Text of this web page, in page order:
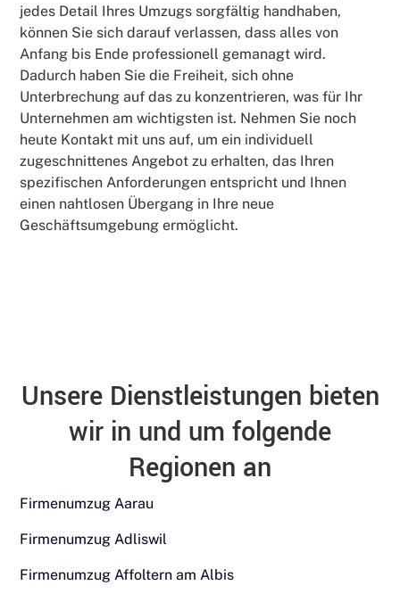
jedes Detail Ihres Umzugs sorgfältig handhaben,
können Sie sich darauf verlassen, dass alles von
Anfang bis Ende professionell gemanagt wird.
Dadurch haben Sie die Freiheit, sich ohne
Unterbrechung auf das zu konzentrieren, was für Ihr
Unternehmen am wichtigsten ist. Nehmen Sie noch
heute Kontakt mit uns auf, um ein individuell
zugeschnittenes Angebot zu erhalten, das Ihren
spezifischen Anforderungen entspricht und Ihnen
einen nahtlosen Übergang in Ihre neue
Geschäftsumgebung ermöglicht.
Unsere Dienstleistungen bieten
wir in und um folgende
Regionen an
Firmenumzug Aarau
Firmenumzug Adliswil
Firmenumzug Affoltern am Albis